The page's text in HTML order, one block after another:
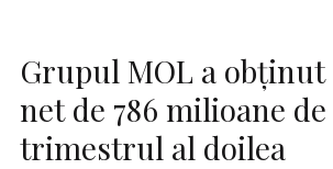
Grupul MOL a
net de 786 milioane
trimestrul al doilea